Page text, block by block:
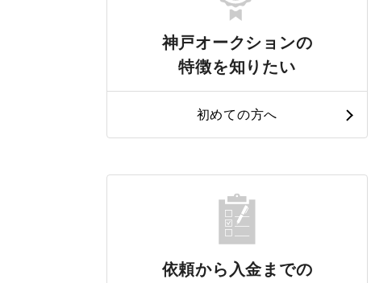
神戸オークションの
特徴を知りたい
初めての方へ
依頼から入金までの